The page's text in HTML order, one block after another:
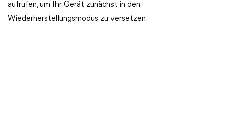
aufrufen, um Ihr Gerät zunächst in den
Wiederherstellungsmodus zu versetzen.